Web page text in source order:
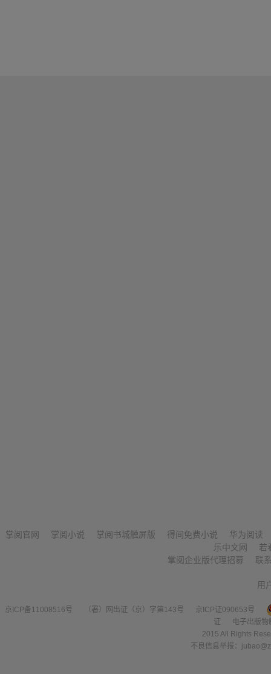
掌阅官网 掌阅小说 掌阅书城触屏版 得间免费小说
华为阅读
乐中文网
若
掌阅企业版代理招募
联
用
京ICP备11008516号 （署）网出证（京）字第143号
京ICP证090653号
证
电子出版
2015 All Rights
不良信息举报：